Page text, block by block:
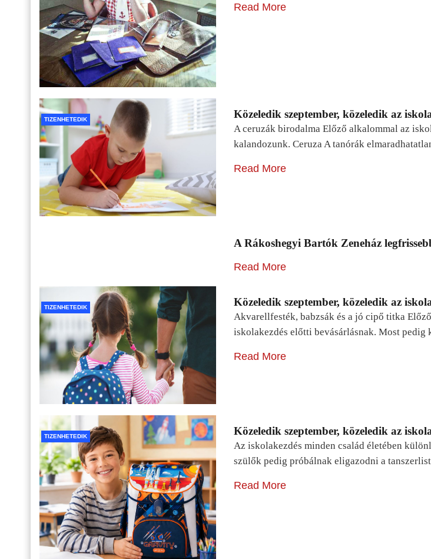
Read More
TIZENHETEDIK Közeledik szeptember, közeledik az
A ceruzák birodalma Előző alkalommal az
kalandozunk. Ceruza A tanórák
Read More
A Rákoshegyi Bartók Zeneház
Read More
TIZENHETEDIK Közeledik szeptember, közeledik az
Akvarellfesték, babzsák és a jó cipő titka
iskolakezdés előtti bevásárlásnak. Most
Read More
TIZENHETEDIK Közeledik szeptember, közeledik az
Az iskolakezdés minden család életében
szülők pedig próbálnak eligazodni a
Read More